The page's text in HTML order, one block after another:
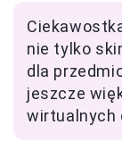
nie tylko
dla
jeszcze
wirtualnych